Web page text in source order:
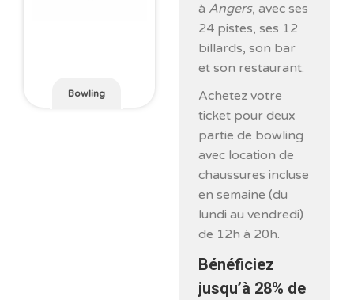
Bowling
à Angers, avec ses
24 pistes, ses 12
billards, son bar
et son restaurant.
Achetez votre
ticket pour deux
partie de bowling
avec location de
chaussures incluse
en semaine (du
lundi au vendredi)
de 12h à 20h.
Bénéficiez
jusqu’à 28% de